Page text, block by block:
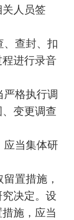
人员签
、查封、扣
进行录音
格执行调
变更调查
应当集体研
置措施，
决定。设
施，应当